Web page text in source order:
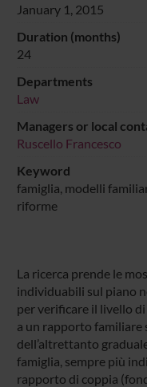
January 1, 2015
Duration (months)
24
Departments
Law
Managers or local
Ruscello Francesco
Keyword
famiglia, modelli
riforme
La ricerca prende le
individuabili sul piano
per verificare il livello
a un rapporto
dell’altrettanto
famiglia, sempre più
rapporto di coppia